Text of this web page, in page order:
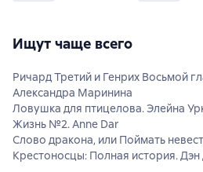
Ищут чаще всего
Ричард Третий и Генрих Восьмой
Александра Маринина
Ловушка для птицелова. Элейна
Жизнь №2. Anne Dar
Слово дракона, или Поймать
Крестоносцы: Полная история.